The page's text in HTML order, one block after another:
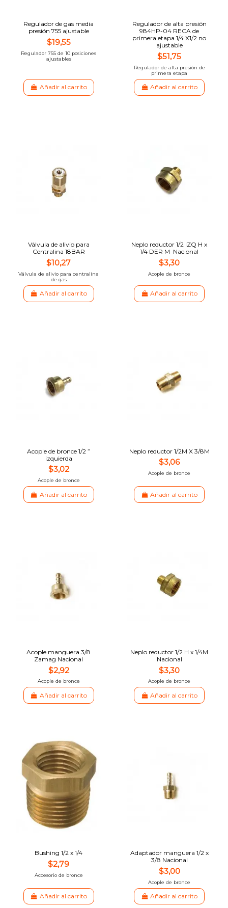
Regulador de gas media
presión 755 ajustable
$19,55
Regulador 755 de 10 posiciones
ajustables
Añadir al carrito
Regulador de alta presión
984HP-04 RECA de
primera etapa 1/4 X1/2 no
ajustable
$51,75
Regulador de alta presión de
primera etapa
Añadir al carrito
Válvula de alivio para
Centralina 18BAR
$10,27
Válvula de alivio para centralina
de gas
Añadir al carrito
Neplo reductor 1/2 IZQ H x
1/4 DER M Nacional
$3,30
Acople de bronce
Añadir al carrito
Acople de bronce 1/2 ”
izquierda
$3,02
Acople de bronce
Añadir al carrito
Neplo reductor 1/2M X 3/8M
$3,06
Acople de bronce
Añadir al carrito
Acople manguera 3/8
Zamag Nacional
$2,92
Acople de bronce
Añadir al carrito
Neplo reductor 1/2 H x 1/4M
Nacional
$3,30
Acople de bronce
Añadir al carrito
Bushing 1/2 x 1/4
$2,79
Accesorio de bronce
Añadir al carrito
Adaptador manguera 1/2 x
3/8 Nacional
$3,00
Acople de bronce
Añadir al carrito